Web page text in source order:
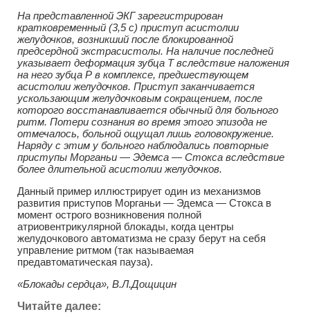
На представленной ЭКГ зарегистрирован
кратковременный (3,5 с) приступ асистолии
желудочков, возникший после блокированной
предсердной экстрасистолы. На наличие последней
указывает деформация зубца T вследствие наложения
на него зубца Р в комплексе, предшествующем
асистолии желудочков. Приступ заканчивается
ускользающим желудочковым сокращением, после
которого восстанавливается обычный для больного
ритм. Потери сознания во время этого эпизода не
отмечалось, больной ощущал лишь головокружение.
Наряду с этим у больного наблюдались повторные
приступы Морганьи — Эдемса — Стокса вследствие
более длительной асистолии желудочков.
Данный пример иллюстрирует один из механизмов
развития приступов Морганьи — Эдемса — Стокса в
момент острого возникновения полной
атриовентрикулярной блокады, когда центры
желудочкового автоматизма не сразу берут на себя
управление ритмом (так называемая
предавтоматическая пауза).
«Блокады сердца», В.Л.Дощицин
Читайте далее: